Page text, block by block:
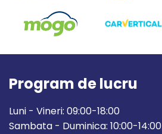
Program de lucru
Luni - Vineri: 09:00-18:00
Sambata - Duminica: 10:00-14:00